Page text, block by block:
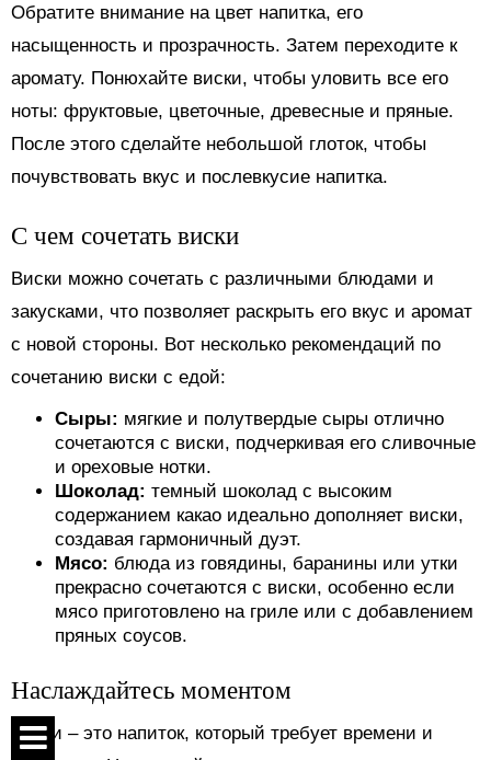
Обратите внимание на цвет напитка, его
насыщенность и прозрачность. Затем переходите к
аромату. Понюхайте виски, чтобы уловить все его
ноты: фруктовые, цветочные, древесные и пряные.
После этого сделайте небольшой глоток, чтобы
почувствовать вкус и послевкусие напитка.
С чем сочетать виски
Виски можно сочетать с различными блюдами и
закусками, что позволяет раскрыть его вкус и аромат
с новой стороны. Вот несколько рекомендаций по
сочетанию виски с едой:
Сыры: мягкие и полутвердые сыры отлично
сочетаются с виски, подчеркивая его сливочные
и ореховые нотки.
Шоколад: темный шоколад с высоким
содержанием какао идеально дополняет виски,
создавая гармоничный дуэт.
Мясо: блюда из говядины, баранины или утки
прекрасно сочетаются с виски, особенно если
мясо приготовлено на гриле или с добавлением
пряных соусов.
Наслаждайтесь моментом
Виски – это напиток, который требует времени и